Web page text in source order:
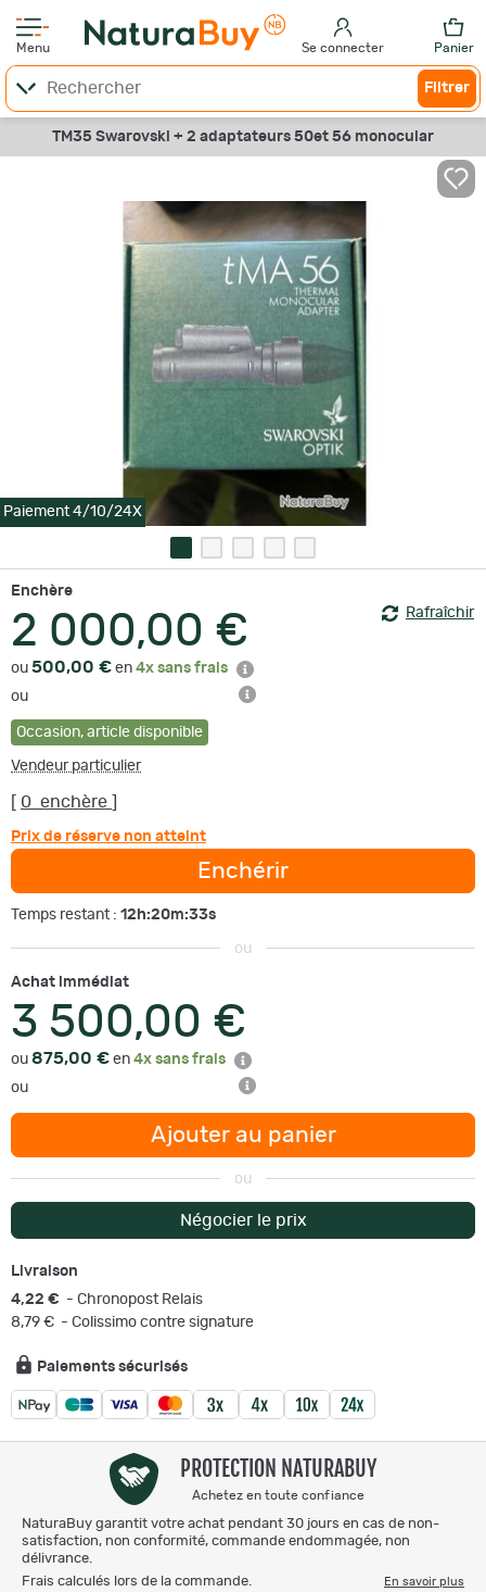
Menu Se connecter Panier
Filtrer
TM35 Swarovski + 2 adaptateurs 50et 56 monocular
Paiement 4/10/24X
Enchère
Rafraîchir
2 000,00 €
ou 500,00 € en 4x sans frais
ou
Occasion, article disponible
Vendeur particulier
0 enchère
Prix de réserve non atteint
Enchérir
Temps restant : 12h:20m:33s
ou
Achat immédiat
3 500,00 €
ou 875,00 € en 4x sans frais
ou
Ajouter au panier
ou
Négocier le prix
Livraison
4,22 € - Chronopost Relais
8,79 € - Colissimo contre signature
Paiements sécurisés
PROTECTION NATURABUY
Achetez en toute confiance
NaturaBuy garantit votre achat pendant 30 jours en cas de non-
satisfaction, non conformité, commande endommagée, non
délivrance.
Frais calculés lors de la commande.
En savoir plus